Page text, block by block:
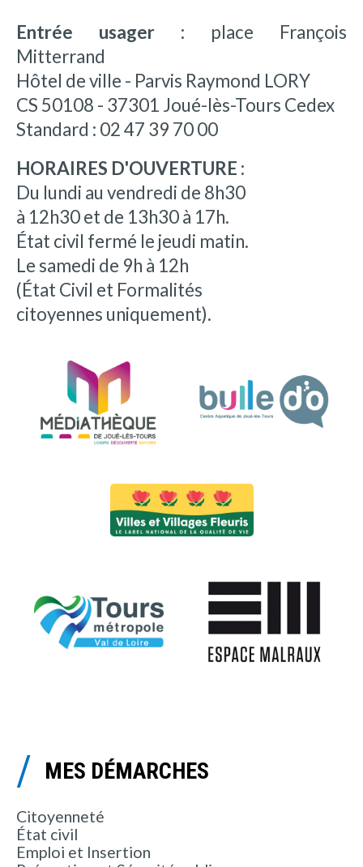
Entrée usager : place François
Mitterrand
Hôtel de ville - Parvis Raymond LORY
CS 50108 - 37301 Joué-lès-Tours Cedex
Standard : 02 47 39 70 00
HORAIRES D'OUVERTURE :
Du lundi au vendredi de 8h30
à 12h30 et de 13h30 à 17h.
État civil fermé le jeudi matin.
Le samedi de 9h à 12h
(État Civil et Formalités
citoyennes uniquement).
MES DÉMARCHES
Citoyenneté
État civil
Emploi et Insertion